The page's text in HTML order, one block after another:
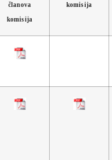
članova
komisija
komisija